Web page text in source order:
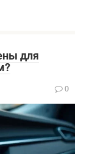
для
0